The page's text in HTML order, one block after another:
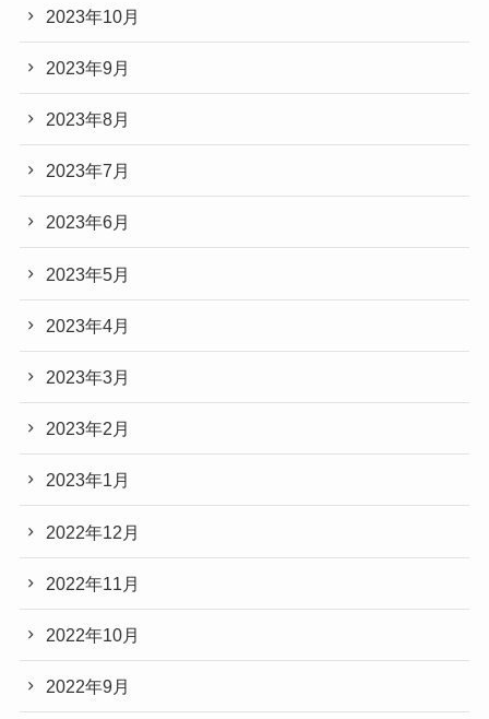
2023年10月
2023年9月
2023年8月
2023年7月
2023年6月
2023年5月
2023年4月
2023年3月
2023年2月
2023年1月
2022年12月
2022年11月
2022年10月
2022年9月